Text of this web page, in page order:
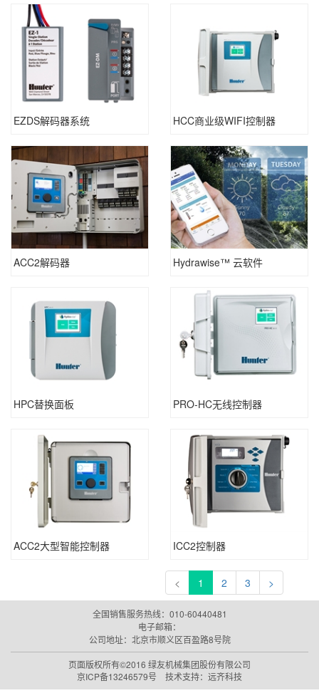
EZDS解码器系统 HCC商业级WIFI控制器
ACC2解码器 Hydrawise™ 云软件
HPC替换面板 PRO-HC无线控制器
ACC2大型智能控制器 ICC2控制器
< 1 2 3 >
全国销售服务热线：010-60440481
电子邮箱：
公司地址：北京市顺义区百盈路8号院
页面版权所有©2016 绿友机械集团股份有限公司
京ICP备13246579号 技术支持： 远齐科技